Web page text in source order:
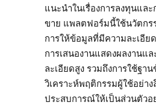
แนะนำในเรื่องการลงทุนแล
ขาย แพลตฟอร์มนี้ใช้นวัตกร
การให้ข้อมูลที่มีความละเอีย
การเสนองานแสดงผลงานแ
ละเอียดสูง รวมถึงการใช้ฐา
วิเคราะห์พฤติกรรมผู้ใช้อย่า
ประสบการณ์ให้เป็นส่วนตัวอ